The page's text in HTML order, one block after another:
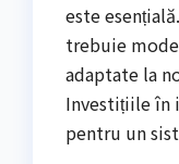
este
trebuie
adaptate la
Investițiile în
pentru un